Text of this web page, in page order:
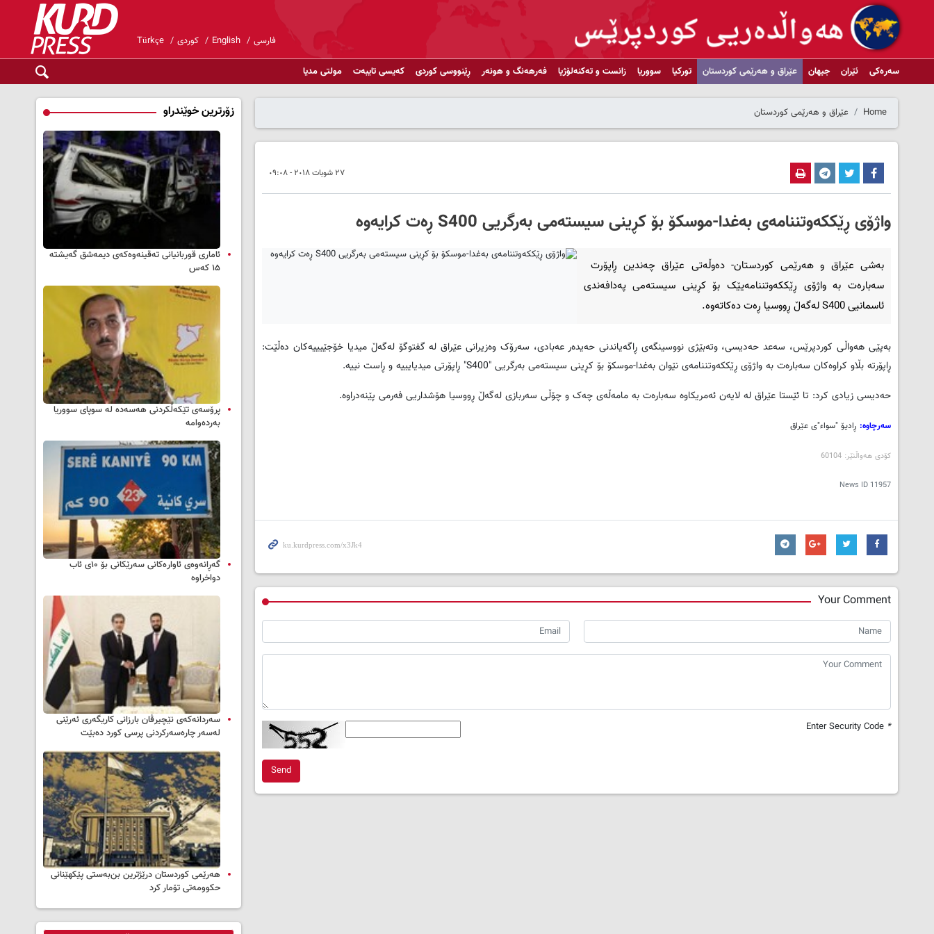
فارسی English کوردی Türkçe
سەرەکی ئێران جیهان عێراق و هەرێمی کوردستان تورکیا سووریا زانست و تەکنەلۆژیا فەرهەنگ و هونەر ڕێنووسی کوردی کەیسی تایبەت مولتی مدیا
Home عێراق و هەرێمی کوردستان
٢٧ شوبات ٢٠١٨ - ٠٩:٠٨
واژۆی ڕێککه‌وتننامه‌ی به‌غدا-موسکۆ بۆ کڕینی سیسته‌می به‌رگریی S400 ڕه‌ت کرایه‌وه‌
به‌شی عێراق و هه‌رێمی کوردستان- ده‌وڵه‌تی عێراق چه‌ندین ڕاپۆرت
سه‌باره‌ت به‌ واژۆی ڕێککه‌وتننامه‌یێک بۆ کڕینی سیسته‌می په‌دافه‌ندی
ئاسمانیی S400 له‌گه‌ڵ ڕووسیا ڕه‌ت ده‌کاته‌وه‌.
به‌پێی هه‌واڵی کوردپرێس، سه‌عد حه‌دیسی، وته‌بێژی نووسینگه‌ی ڕاگه‌یاندنی حه‌یده‌ر عه‌بادی، سه‌رۆک وه‌زیرانی عێراق له‌ گفتوگۆ له‌گه‌ڵ میدیا خۆجێیییه‌کان ده‌ڵێت:
ڕاپۆرته‌ بڵاو کراوه‌کان سه‌باره‌ت به‌ واژۆی ڕێککه‌وتننامه‌ی نێوان به‌غدا-موسکۆ بۆ کڕینی سیسته‌می به‌رگریی "S400" ڕاپۆرتی میدیایییه‌ و ڕاست نییه‌.
حه‌دیسی زیادی کرد: تا ئێستا عێراق له‌ لایه‌ن ئه‌مریکاوه‌ سه‌باره‌ت به‌ مامه‌ڵه‌ی چه‌ک و چۆڵی سه‌ربازی له‌گه‌ڵ ڕووسیا هۆشداریی فه‌رمی پێنه‌دراوه‌.
سه‌رچاوه‌: ڕادیۆ "سواء"ی عێراق
کۆدی هه‌واڵنێر: 60104
News ID 11957
Your Comment
*
Send
زۆرترین خوێندراو
ئاماری قوربانیانی تەقینەوەکەی دیمەشق گەیشتە
۱۵ کەس
پرۆسەی تێکەڵکردنی هەسەدە لە سوپای سووریا
بەردەوامە
گەڕانەوەی ئاوارەکانی سەرێکانی بۆ ۱۰ی ئاب
دواخراوە
سه‌ردانه‌کەی نێچیرڤان بارزانی كاریگه‌ری ئه‌رێنی
له‌سه‌ر چاره‌سه‌ركردنی پرسی كورد ده‌بێت
هەرێمی کوردستان درێژترین بن‌بەستی پێکهێنانی
حکوومەتی تۆمار کرد